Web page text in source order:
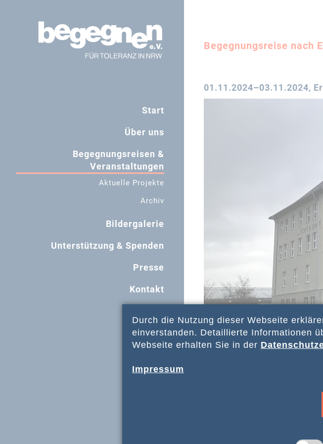
Start
Über uns
Begegnungsreisen &
Veranstaltungen
Aktuelle Projekte
Archiv
Bildergalerie
Unterstützung & Spenden
Presse
Kontakt
Begegnungsreise nach
01.11.2024–03.11.2024,
Vom 01.-03. November
ehemaligen
Besuch und Führung
Synagoge und Mikwe in
Durch die Nutzung dieser Webseite
einverstanden. Detaillierte Informationen
Webseite erhalten Sie in der
Impressum